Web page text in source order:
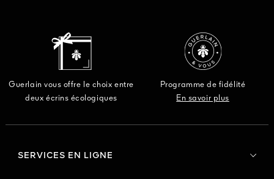
Guerlain vous offre le choix entre
deux écrins écologiques
Programme de fidélité
En savoir plus
SERVICES EN LIGNE